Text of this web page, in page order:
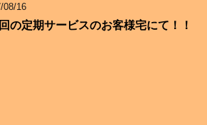
08/16
の定期サービスのお客様宅にて！！